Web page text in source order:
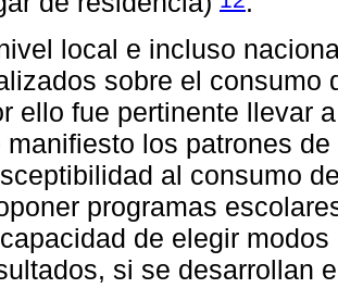
local e incluso
sobre el consumo
ello fue pertinente llevar
manifiesto los patrones
al consumo
programas
de elegir
si se desarrollan